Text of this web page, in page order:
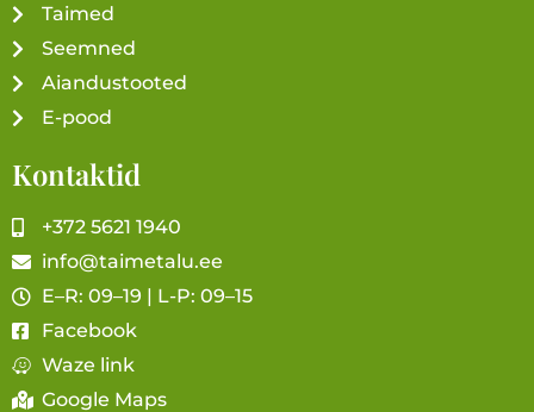
Taimed
Seemned
Aiandustooted
E-pood
Kontaktid
+372 5621 1940
info@taimetalu.ee
E–R: 09–19 | L-P: 09–15
Facebook
Waze link
Google Maps